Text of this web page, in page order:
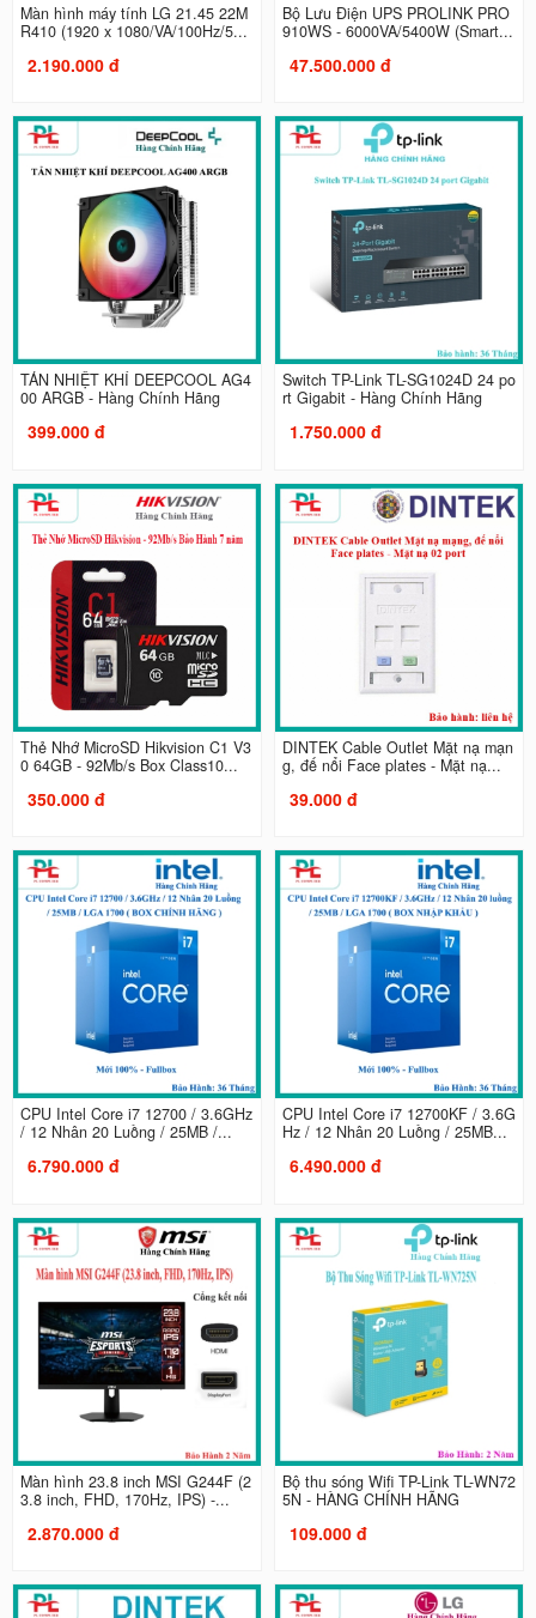
Màn hình máy tính LG 21.45 22M
R410 (1920 x 1080/VA/100Hz/5...
2.190.000 đ
Bộ Lưu Điện UPS PROLINK PRO
910WS - 6000VA/5400W (Smart...
47.500.000 đ
TẢN NHIỆT KHÍ DEEPCOOL AG4
00 ARGB - Hàng Chính Hãng
399.000 đ
Switch TP-Link TL-SG1024D 24 po
rt Gigabit - Hàng Chính Hãng
1.750.000 đ
Thẻ Nhớ MicroSD Hikvision C1 V3
0 64GB - 92Mb/s Box Class10...
350.000 đ
DINTEK Cable Outlet Mặt nạ mạn
g, đế nổi Face plates - Mặt nạ...
39.000 đ
CPU Intel Core i7 12700 / 3.6GHz
/ 12 Nhân 20 Luồng / 25MB /...
6.790.000 đ
CPU Intel Core i7 12700KF / 3.6G
Hz / 12 Nhân 20 Luồng / 25MB...
6.490.000 đ
Màn hình 23.8 inch MSI G244F (2
3.8 inch, FHD, 170Hz, IPS) -...
2.870.000 đ
Bộ thu sóng Wifi TP-Link TL-WN72
5N - HÀNG CHÍNH HÃNG
109.000 đ